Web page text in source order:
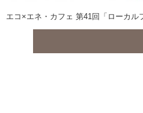
エコ×エネ・カフェ 第41回「ローカル